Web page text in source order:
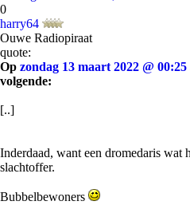
0
harry64
Ouwe Radiopiraat
quote:
Op zondag 13 maart 2022 @ 00:25
volgende:
[..]
Inderdaad, want een dromedaris wat
slachtoffer.
Bubbelbewoners